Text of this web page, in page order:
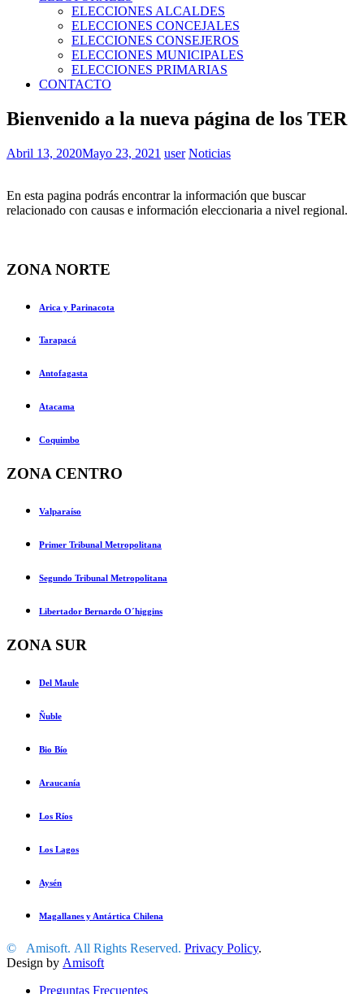
ELECCIONES ALCALDES
ELECCIONES CONCEJALES
ELECCIONES CONSEJEROS
ELECCIONES MUNICIPALES
ELECCIONES PRIMARIAS
CONTACTO
Bienvenido a la nueva página de los TER
Abril 13, 2020Mayo 23, 2021 user Noticias
En esta pagina podrás encontrar la información que buscar
relacionado con causas e información eleccionaria a nivel regional.
ZONA NORTE
Arica y Parinacota
Tarapacá
Antofagasta
Atacama
Coquimbo
ZONA CENTRO
Valparaíso
Primer Tribunal Metropolitana
Segundo Tribunal Metropolitana
Libertador Bernardo O´higgins
ZONA SUR
Del Maule
Ñuble
Bio Bío
Araucanía
Los Ríos
Los Lagos
Aysén
Magallanes y Antártica Chilena
© Amisoft. All Rights Reserved. Privacy Policy.
Design by Amisoft
Preguntas Frecuentes